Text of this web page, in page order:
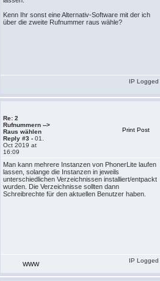
Kenn Ihr sonst eine Alternativ-Software mit der ich
über die zweite Rufnummer raus wähle?
IP Logged
Re: 2
Rufnummern -->
Raus wählen
Reply #3 - 01.
Oct 2019 at
16:09
Print Post
Man kann mehrere Instanzen von PhonerLite laufen
lassen, solange die Instanzen in jeweils
unterschiedlichen Verzeichnissen installiert/entpackt
wurden. Die Verzeichnisse sollten dann
Schreibrechte für den aktuellen Benutzer haben.
WWW
IP Logged